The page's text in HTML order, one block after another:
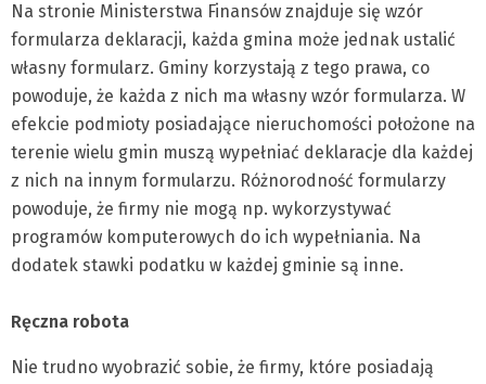
Na stronie Ministerstwa Finansów znajduje się wzór
formularza deklaracji, każda gmina może jednak ustalić
własny formularz. Gminy korzystają z tego prawa, co
powoduje, że każda z nich ma własny wzór formularza. W
efekcie podmioty posiadające nieruchomości położone na
terenie wielu gmin muszą wypełniać deklaracje dla każdej
z nich na innym formularzu. Różnorodność formularzy
powoduje, że firmy nie mogą np. wykorzystywać
programów komputerowych do ich wypełniania. Na
dodatek stawki podatku w każdej gminie są inne.
Ręczna robota
Nie trudno wyobrazić sobie, że firmy, które posiadają